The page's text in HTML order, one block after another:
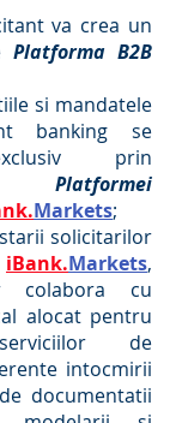
va crea un
Platforma B2B
si mandatele
banking se
prin
Platformei
Markets;
solicitarilor
iBank.Markets,
colabora cu
alocat pentru
de
intocmirii
documentatii